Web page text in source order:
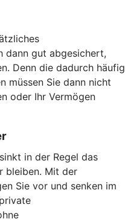
dann gut abgesichert,
Denn die dadurch häufig
müssen Sie dann nicht
oder Ihr Vermögen
in der Regel das
bleiben. Mit der
Sie vor und senken im